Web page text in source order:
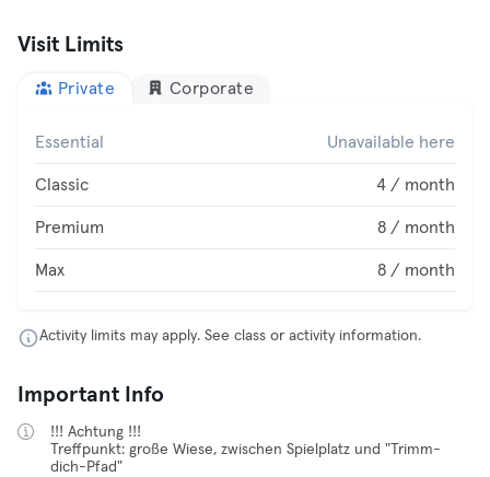
Visit Limits
Private Corporate
Essential Unavailable here
Classic 4 / month
Premium 8 / month
Max 8 / month
Activity limits may apply. See class or activity information.
Important Info
!!! Achtung !!!
Treffpunkt: große Wiese, zwischen Spielplatz und "Trimm-
dich-Pfad"